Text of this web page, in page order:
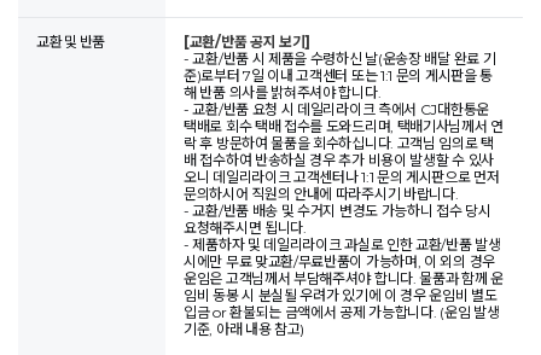
교환 및 반품
[교환/반품 공지 보기]
- 교환/반품 시 제품을 수령하신 날(운송장 배달 완료 기
준)로부터 7일 이내 고객센터 또는 1:1 문의 게시판을 통
해 반품 의사를 밝혀주셔야 합니다.
- 교환/반품 요청 시 데일리라이크 측에서 CJ대한통운
택배로 회수 택배 접수를 도와드리며, 택배기사님께서 연
락 후 방문하여 물품을 회수하십니다. 고객님 임의로 택
배 접수하여 반송하실 경우 추가 비용이 발생할 수 있사
오니 데일리라이크 고객센터나 1:1 문의 게시판으로 먼저
문의하시어 직원의 안내에 따라주시기 바랍니다.
- 교환/반품 배송 및 수거지 변경도 가능하니 접수 당시
요청해주시면 됩니다.
- 제품하자 및 데일리라이크 과실로 인한 교환/반품 발생
시에만 무료 맞교환/무료반품이 가능하며, 이 외의 경우
운임은 고객님께서 부담해주셔야 합니다. 물품과 함께 운
임비 동봉 시 분실될 우려가 있기에 이 경우 운임비 별도
입금 or 환불되는 금액에서 공제 가능합니다. (운임 발생
기준, 아래 내용 참고)